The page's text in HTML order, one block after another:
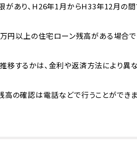
があり、H26年1月からH33年12月の間
円以上の住宅ローン残高がある場合
するかは、金利や返済方法により異な
高の確認は電話などで行うことができま